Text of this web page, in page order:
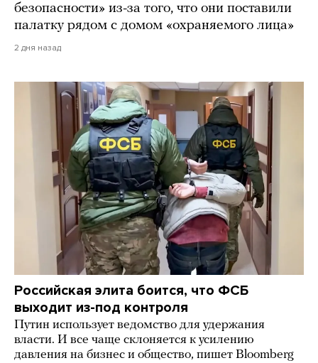
безопасности» из-за того, что они поставили
палатку рядом с домом «охраняемого лица»
2 дня назад
Российская элита боится, что ФСБ
выходит из-под контроля
Путин использует ведомство для удержания
власти. И все чаще склоняется к усилению
давления на бизнес и общество, пишет Bloomberg